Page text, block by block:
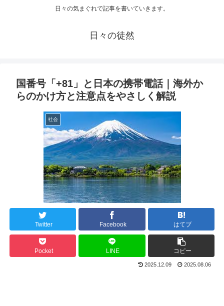
日々の気まぐれで記事を書いていきます。
日々の徒然
国番号「+81」と日本の携帯電話｜海外か
らのかけ方と注意点をやさしく解説
社会
Twitter Facebook はてブ
Pocket LINE コピー
2025.12.09 2025.08.06